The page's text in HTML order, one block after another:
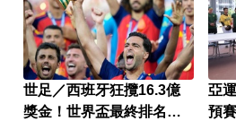
世足／西班牙狂攬16.3億
獎金！世界盃最終排名出
亞
預